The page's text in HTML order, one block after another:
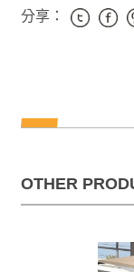
分享：
OTHER